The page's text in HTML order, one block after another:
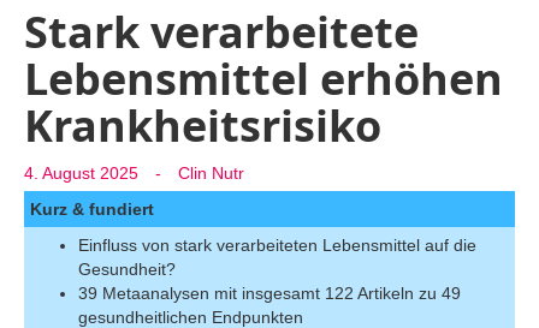
Stark verarbeitete
Lebensmittel erhöhen
Krankheitsrisiko
4. August 2025 -
Clin Nutr
Kurz & fundiert
Einfluss von stark verarbeiteten Lebensmittel auf die
Gesundheit?
39 Metaanalysen mit insgesamt 122 Artikeln zu 49
gesundheitlichen Endpunkten